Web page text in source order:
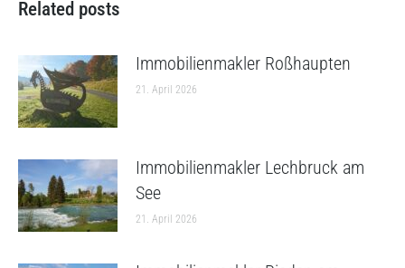
Related posts
Immobilienmakler Roßhaupten
21. April 2026
Immobilienmakler Lechbruck am
See
21. April 2026